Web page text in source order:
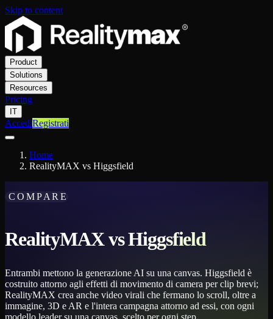
Skip to content
Product
Solutions
Resources
Pricing
IT
AccediRegistrati
Home
RealityMAX vs Higgsfield
COMPARE
RealityMAX vs Higgsfield
Entrambi mettono la generazione AI su una canvas. Higgsfield è
costruito attorno agli effetti di movimento di camera per clip brevi;
RealityMAX crea anche video virali che fermano lo scroll, oltre a
immagine, 3D e AR e l'intera campagna attorno ad essi, con ogni
modello leader su una canvas, scelto per ogni step.